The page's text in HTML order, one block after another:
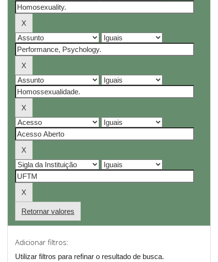
Retornar valores
Adicionar filtros:
Utilizar filtros para refinar o resultado de busca.